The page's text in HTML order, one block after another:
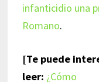
infanticidio una
Romano.
[Te puede
leer: ¿Cómo